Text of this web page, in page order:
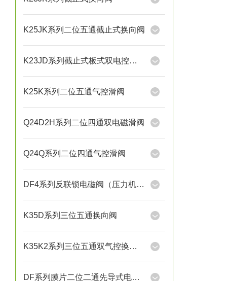
K25JK系列二位五通截止式换向阀
K23JD系列截止式板式双电控换向阀
K25K系列二位五通气控滑阀
Q24D2H系列二位四通双电磁滑阀
Q24Q系列二位四通气控滑阀
DF4系列反联锁电磁阀（压力机用）
K35D系列三位五通换向阀
K35K2系列三位五通双气控换向阀
DF系列膜片二位二通先导式电磁阀